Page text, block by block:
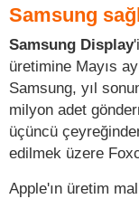
Samsung
Samsung Display
üretimine Mayıs
Samsung, yıl
milyon adet
üçüncü
edilmek üzere
Apple'ın üretim